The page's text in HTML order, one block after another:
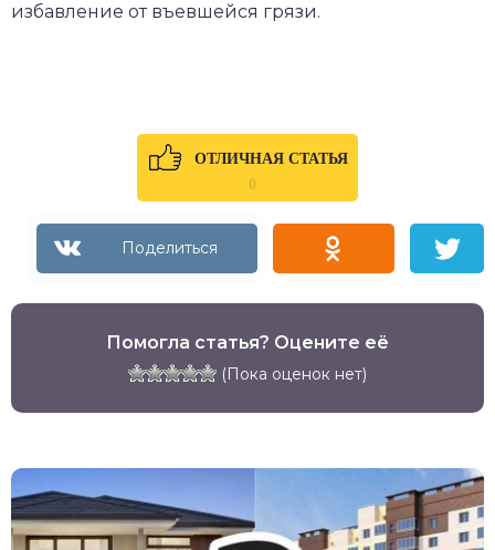
избавление от въевшейся грязи.
ОТЛИЧНАЯ СТАТЬЯ
0
Помогла статья? Оцените её
(Пока оценок нет)